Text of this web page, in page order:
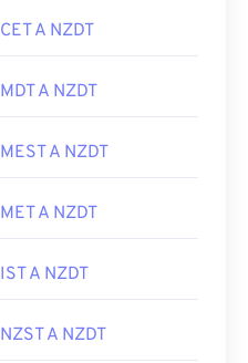
CET A NZDT
MDT A NZDT
MEST A NZDT
MET A NZDT
IST A NZDT
NZST A NZDT